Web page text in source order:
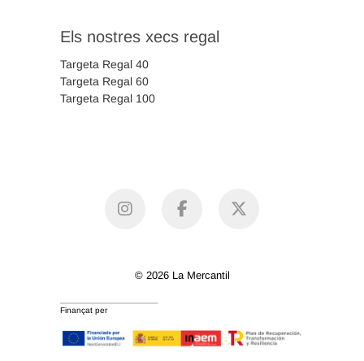
Els nostres xecs regal
Targeta Regal 40
Targeta Regal 60
Targeta Regal 100
instagram
facebook
© 2026 La Mercantil
Finançat per